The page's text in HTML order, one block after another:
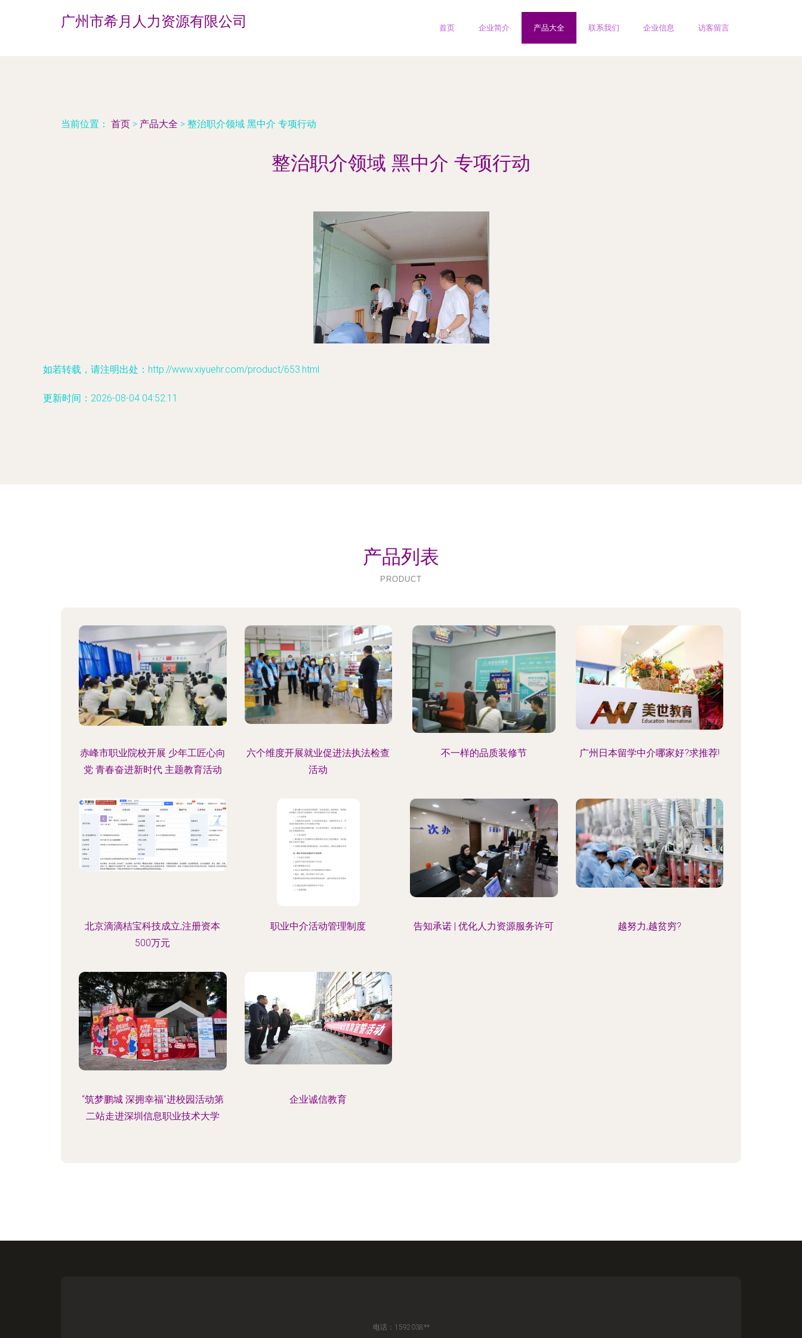
广州市希月人力资源有限公司 首页 企业简介 产品大全 联系我们 企业信息 访客留言
当前位置： 首页 > 产品大全 > 整治职介领域 黑中介 专项行动
整治职介领域 黑中介 专项行动
如若转载，请注明出处：http://www.xiyuehr.com/product/653.html
更新时间：2026-08-04 04:52:11
产品列表
PRODUCT
赤峰市职业院校开展 少年工匠心向
党 青春奋进新时代 主题教育活动
六个维度开展就业促进法执法检查
活动
不一样的品质装修节 广州日本留学中介哪家好?求推荐!
北京滴滴桔宝科技成立,注册资本
500万元
职业中介活动管理制度 告知承诺 | 优化人力资源服务许可 越努力,越贫穷?
“筑梦鹏城 深拥幸福”进校园活动第
二站走进深圳信息职业技术大学
企业诚信教育
电话：1592038**